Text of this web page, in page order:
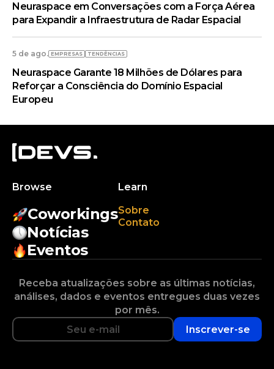
Neuraspace em Conversações com a Força Aérea
para Expandir a Infraestrutura de Radar Espacial
5 de ago. EMPRESAS TENDÊNCIAS
Neuraspace Garante 18 Milhões de Dólares para
Reforçar a Consciência do Domínio Espacial
Europeu
Browse
Coworkings
Notícias
Eventos
Learn
Sobre
Contato
Receba atualizações sobre as últimas notícias,
análises, dados e eventos entregues duas vezes
por mês.
Inscrever-se